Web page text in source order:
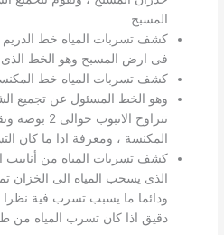
المسبح
كشف تسربات المياه خط
فى ارض المسبح وهو الخط الذى
كشف تسربات المياه خط
وهو الخط المسئول عن تجميع
تتراوح
المكنسة ، ومعرفة اذا ما كان
كشف تسربات المياه من أنابيب
الذى يسحب المياه الى الخزان
ودائما ما يسبب تسرب فية
دقيق اذا كان تسرب المياه من